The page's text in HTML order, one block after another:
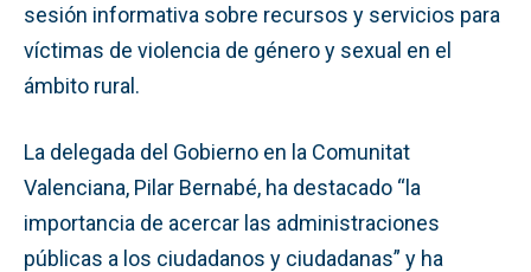
sesión informativa sobre recursos y servicios para
víctimas de violencia de género y sexual en el
ámbito rural.
La delegada del Gobierno en la Comunitat
Valenciana, Pilar Bernabé, ha destacado “la
importancia de acercar las administraciones
públicas a los ciudadanos y ciudadanas” y ha